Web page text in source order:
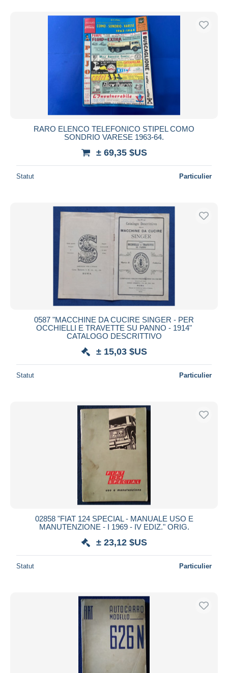
RARO ELENCO TELEFONICO STIPEL COMO
SONDRIO VARESE 1963-64.
± 69,35 $US
Statut Particulier
0587 "MACCHINE DA CUCIRE SINGER - PER
OCCHIELLI E TRAVETTE SU PANNO - 1914"
CATALOGO DESCRITTIVO
± 15,03 $US
Statut Particulier
02858 "FIAT 124 SPECIAL - MANUALE USO E
MANUTENZIONE - I 1969 - IV EDIZ." ORIG.
± 23,12 $US
Statut Particulier